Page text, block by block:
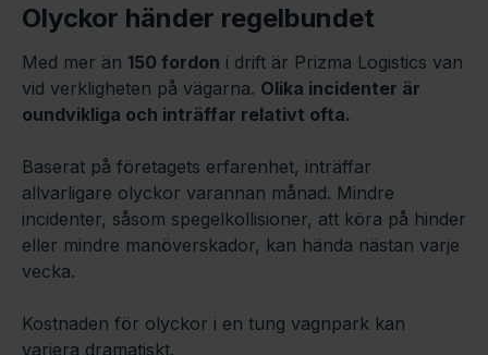
Olyckor händer regelbundet
Med mer än 150 fordon i drift är Prizma Logistics van
vid verkligheten på vägarna. Olika incidenter är
oundvikliga och inträffar relativt ofta.
Baserat på företagets erfarenhet, inträffar
allvarligare olyckor varannan månad. Mindre
incidenter, såsom spegelkollisioner, att köra på hinder
eller mindre manöverskador, kan hända nästan varje
vecka.
Kostnaden för olyckor i en tung vagnpark kan
variera dramatiskt.